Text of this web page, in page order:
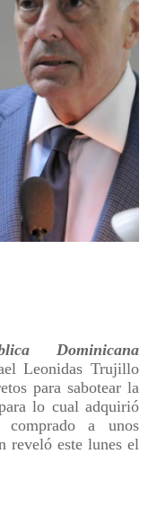
Dominicana
Leonidas Trujillo
para sabotear la
lo cual adquirió
a unos
reveló este lunes el